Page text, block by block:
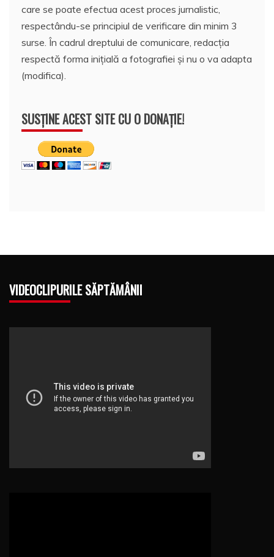
care se poate efectua acest proces jurnalistic,
respectându-se principiul de verificare din minim 3
surse. În cadrul dreptului de comunicare, redacția
respectă forma inițială a fotografiei și nu o va adapta
(modifica).
SUSȚINE ACEST SITE CU O DONAȚIE!
VIDEOCLIPURILE SĂPTĂMÂNII